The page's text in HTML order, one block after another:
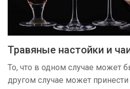
Травяные настойки и
То, что в одном случае может
другом случае может